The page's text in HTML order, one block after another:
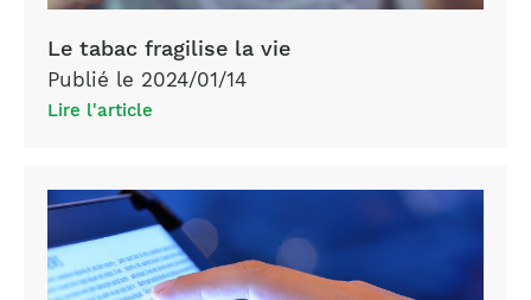
Le tabac fragilise la vie
Publié le 2024/01/14
Lire l'article